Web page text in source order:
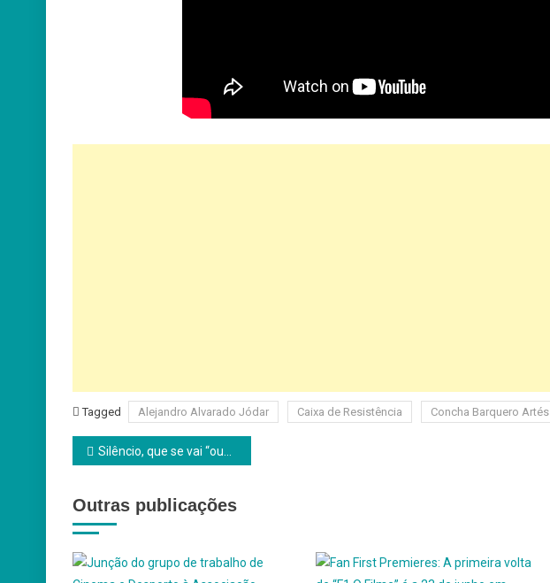
Tagged Alejandro Alvarado Jódar Caixa de Resistência Concha Barquero Artés
Navegação
artigos
Silêncio, que se vai “ouver” o Fado!
Outras publicações